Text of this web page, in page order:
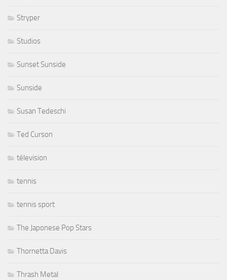
Stryper
Studios
Sunset Sunside
Sunside
Susan Tedeschi
Ted Curson
télevision
tennis
tennis sport
The Japonese Pop Stars
Thornetta Davis
Thrash Metal